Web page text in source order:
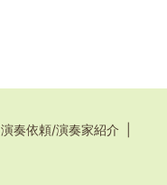
演奏依頼/演奏家紹介